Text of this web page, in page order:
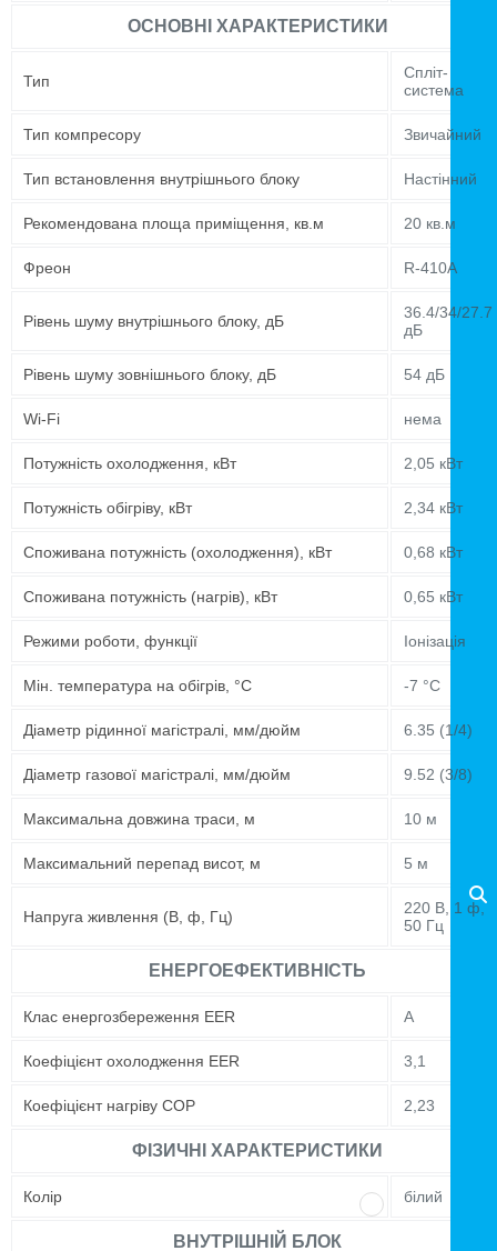
ОСНОВНІ ХАРАКТЕРИСТИКИ
Тип
Спліт-
система
Тип компресору Звичайний
Тип встановлення внутрішнього блоку Настінний
Рекомендована площа приміщення, кв.м 20 кв.м
Фреон R-410A
Рівень шуму внутрішнього блоку, дБ
36.4/34/27.7
дБ
Рівень шуму зовнішнього блоку, дБ 54 дБ
Wi-Fi нема
Потужність охолодження, кВт 2,05 кВт
Потужність обігріву, кВт 2,34 кВт
Споживана потужність (охолодження), кВт 0,68 кВт
Споживана потужність (нагрів), кВт 0,65 кВт
Режими роботи, функції Іонізація
Мін. температура на обігрів, °C -7 °C
Діаметр рідинної магістралі, мм/дюйм 6.35 (1/4)
Діаметр газової магістралі, мм/дюйм 9.52 (3/8)
Максимальна довжина траси, м 10 м
Максимальний перепад висот, м 5 м
Напруга живлення (В, ф, Гц)
220 В, 1 ф,
50 Гц
ЕНЕРГОЕФЕКТИВНІСТЬ
Клас енергозбереження EER A
Коефіцієнт охолодження EER 3,1
Коефіцієнт нагріву COP 2,23
ФІЗИЧНІ ХАРАКТЕРИСТИКИ
Колір білий
ВНУТРІШНІЙ БЛОК